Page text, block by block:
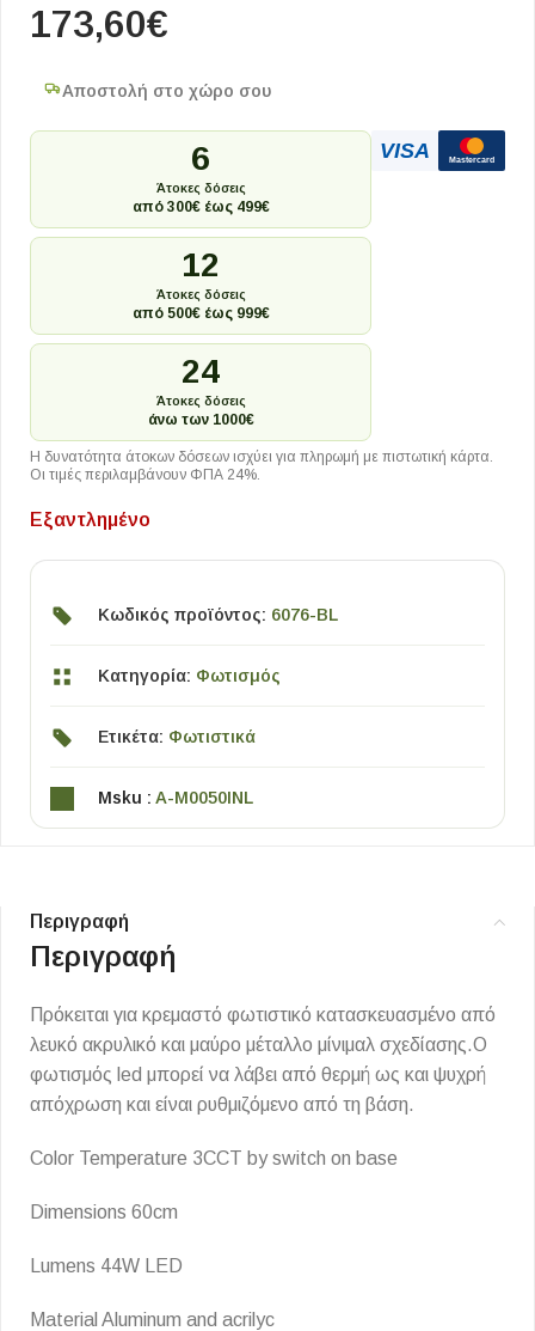
173,60€
Αποστολή στο χώρο σου
6
Άτοκες δόσεις
από 300€ έως 499€
12
Άτοκες δόσεις
από 500€ έως 999€
24
Άτοκες δόσεις
άνω των 1000€
VISA Mastercard
Η δυνατότητα άτοκων δόσεων ισχύει για πληρωμή με πιστωτική κάρτα.
Οι τιμές περιλαμβάνουν ΦΠΑ 24%.
Εξαντλημένο
Κωδικός προϊόντος: 6076-BL
Κατηγορία: Φωτισμός
Ετικέτα: Φωτιστικά
Msku : A-M0050INL
Περιγραφή
Περιγραφή
Πρόκειται για κρεμαστό φωτιστικό κατασκευασμένο από
λευκό ακρυλικό και μαύρο μέταλλο μίνιμαλ σχεδίασης.Ο
φωτισμός led μπορεί να λάβει από θερμή ως και ψυχρή
απόχρωση και είναι ρυθμιζόμενο από τη βάση.
Color Temperature 3CCT by switch on base
Dimensions 60cm
Lumens 44W LED
Material Aluminum and acrilyc